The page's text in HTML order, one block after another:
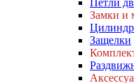
Петли
Замки и
Защелки